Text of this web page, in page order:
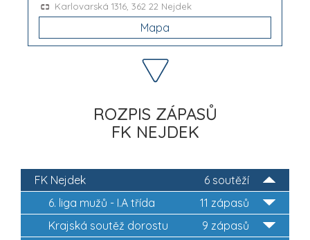
Karlovarská 1316, 362 22 Nejdek
Mapa
ROZPIS ZÁPASŮ
FK NEJDEK
6 soutěží
FK Nejdek
11 zápasů
6. liga mužů - I.A třída
9 zápasů
Krajská soutěž dorostu